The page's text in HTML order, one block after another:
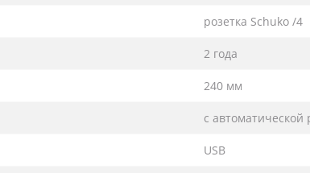
розетка Schuko /4
2 года
240 мм
с автоматической
USB